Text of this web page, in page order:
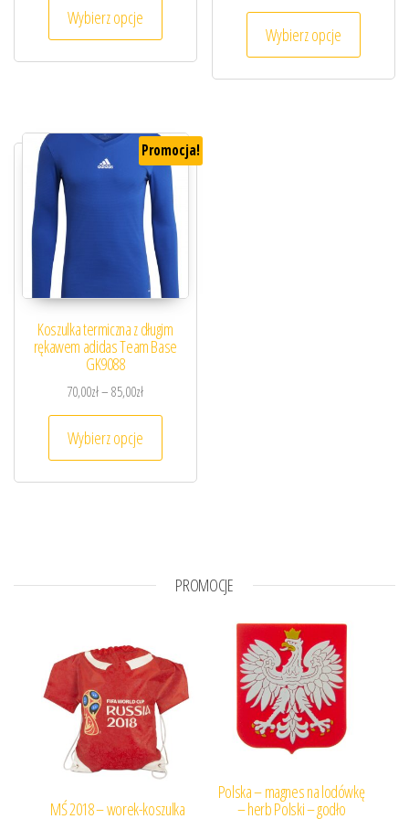
Wybierz opcje
Wybierz opcje
Ten
Promocja!
Koszulka termiczna z długim
rękawem adidas Team Base
GK9088
70,00zł– 85,00złZakres cen: od 70,00zł do 85,00zł
Wybierz opcje
Ten produkt ma wiele wariantów. Opcje
PROMOCJE
MŚ 2018 – worek-koszulka
Polska – magnes na lodówkę
– herb Polski – godło